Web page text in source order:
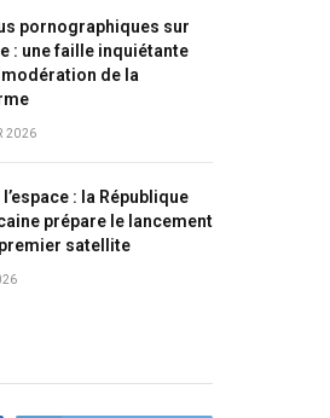
pornographiques sur
: une faille inquiétante
de la
2026
l’espace : la République
prépare le lancement
satellite